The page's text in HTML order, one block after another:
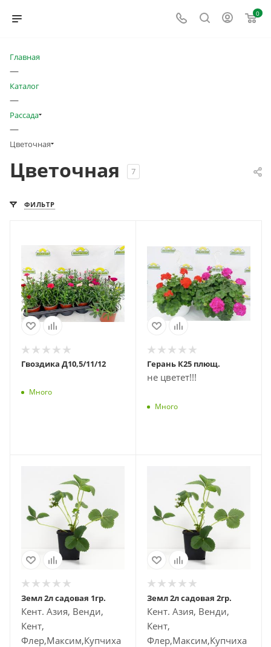
0
Главная
—
Каталог
—
Рассада
—
Цветочная
Цветочная 7
ФИЛЬТР
Гвоздика Д10,5/11/12
Много
Герань К25 плющ.
не цветет!!!
Много
Земл 2л садовая 1гр.
Кент. Азия, Венди,
Кент,
Флер,Максим,Купчиха
Земл 2л садовая 2гр.
Кент. Азия, Венди,
Кент,
Флер,Максим,Купчиха